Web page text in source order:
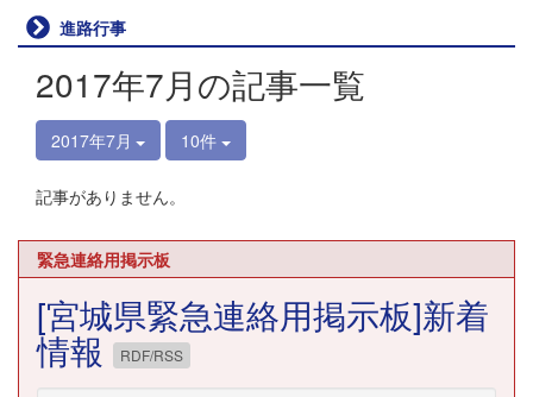
進路行事
2017年7月の記事一覧
2017年7月 10件
記事がありません。
緊急連絡用掲示板
[宮城県緊急連絡用掲示板]新着
情報 RDF/RSS